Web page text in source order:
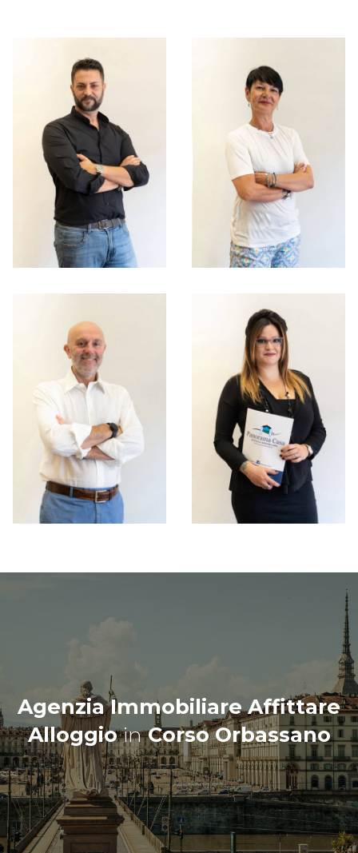
Agenzia Immobiliare Affittare
AlloggioinCorso Orbassano